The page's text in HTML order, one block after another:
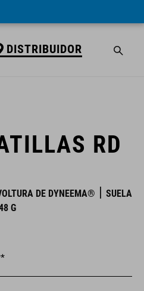
DISTRIBUIDOR
RD
DE DYNEEMA®
SUELA
G